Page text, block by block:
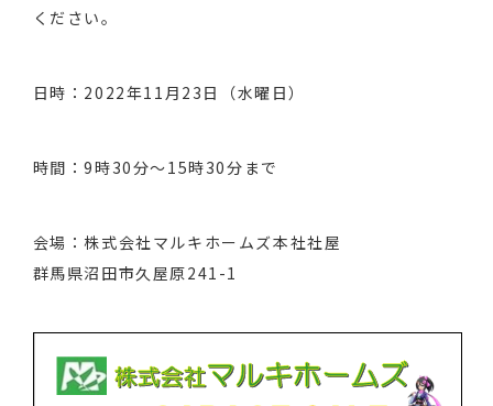
ください。
日時：2022年11月23日（水曜日）
時間：9時30分〜15時30分まで
会場：株式会社マルキホームズ本社社屋
群馬県沼田市久屋原241-1